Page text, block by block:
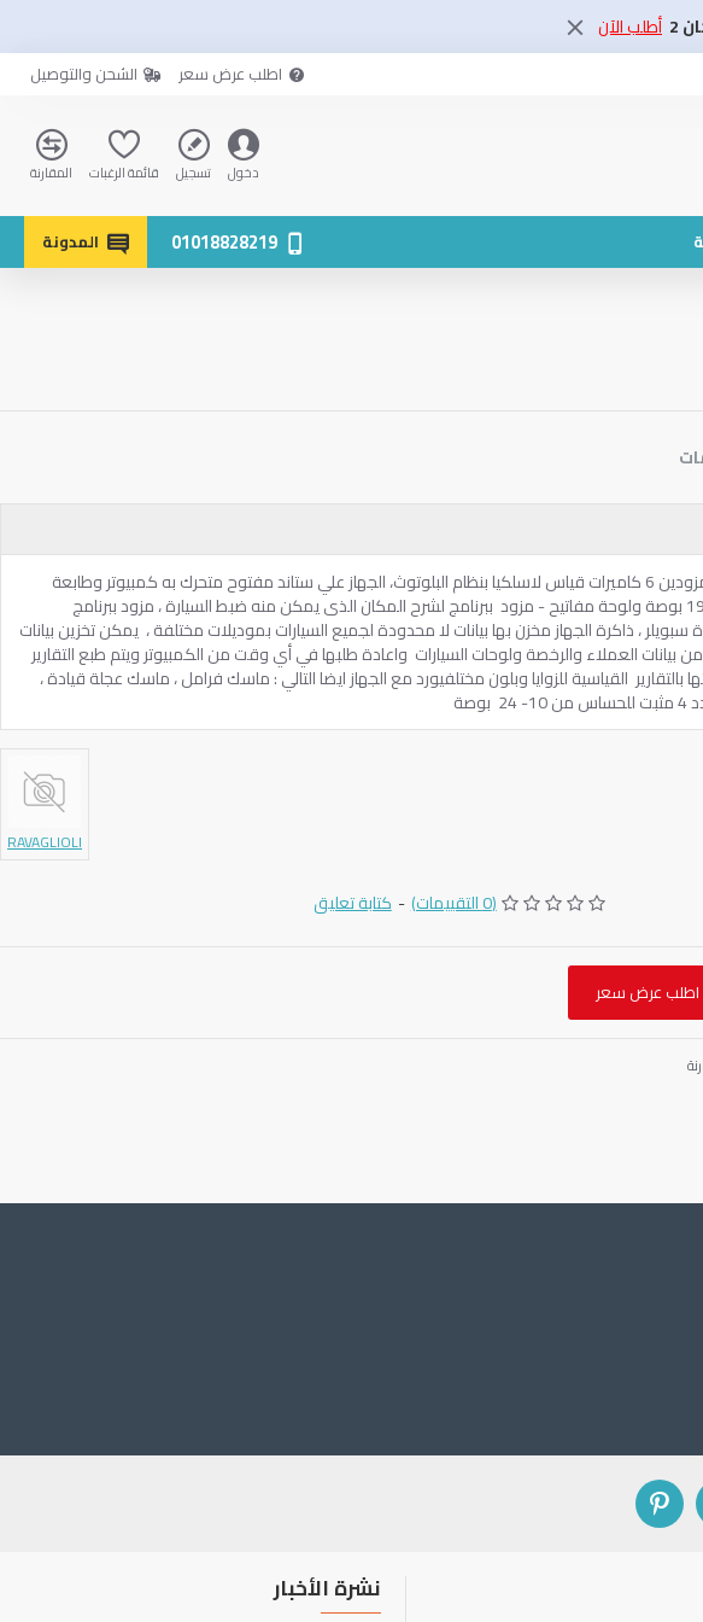
2 أطلب الآن
اطلب عرض سعر الشحن والتوصيل
دخول تسجيل قائمة الرغبات المقارنة
01018828219
المدونة
‏عدد ‎4‏ حساس مزودين ‎6‏ كاميرات قياس لاسلكيا بنظام البلوتوث، الجهاز علي ستاند ‏مفتوح متحرك به كمبيوتر وطابعة
وشاشة ملونة ‎19‏ بوصة ولوحة مفاتيح ‏- ‏مزود ‏ ببرنامج لشرح المكان الذى يمكن منه ضبط السيارة ، مزود ببرنامج
‏سبويلر ، ذاكرة الجهاز مخزن بها بيانات لا محدودة لجميع السيارات بموديلات مختلفة ، ‏ يمكن تخزين بيانات
بيانات العملاء والرخصة ولوحات السيارات ‏ واعادة طلبها في أي وقت من الكمبيوتر ويتم طبع التقارير
بالتقارير ‏ القياسية للزوايا وبلون مختلف‏يورد مع الجهاز ايضا التالي ‏:‏ ماسك فرامل ، ماسك عجلة قيادة ،
RAVAGLIOLI
(0 التقييمات) - كتابة تعليق
اطلب عرض سعر
نشرة الأخبار